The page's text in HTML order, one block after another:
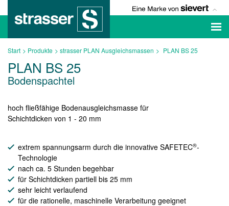
Start Produkte strasser PLAN Ausgleichsmassen PLAN BS 25
PLAN BS 25
Bodenspachtel
hoch fließfähige Bodenausgleichsmasse für
Schichtdicken von 1 - 20 mm
extrem spannungsarm durch die innovative SAFETEC®-
Technologie
nach ca. 5 Stunden begehbar
für Schichtdicken partiell bis 25 mm
sehr leicht verlaufend
für die rationelle, maschinelle Verarbeitung geeignet